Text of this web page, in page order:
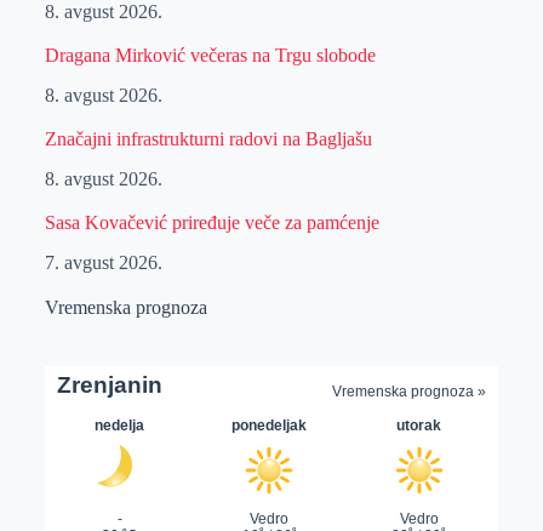
8. avgust 2026.
Dragana Mirković večeras na Trgu slobode
8. avgust 2026.
Značajni infrastrukturni radovi na Bagljašu
8. avgust 2026.
Sasa Kovačević priređuje veče za pamćenje
7. avgust 2026.
Vremenska prognoza